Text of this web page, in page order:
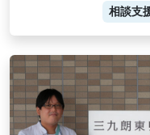
相談支